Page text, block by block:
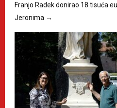
Franjo Radek donirao 18 tisuća
Jeronima →